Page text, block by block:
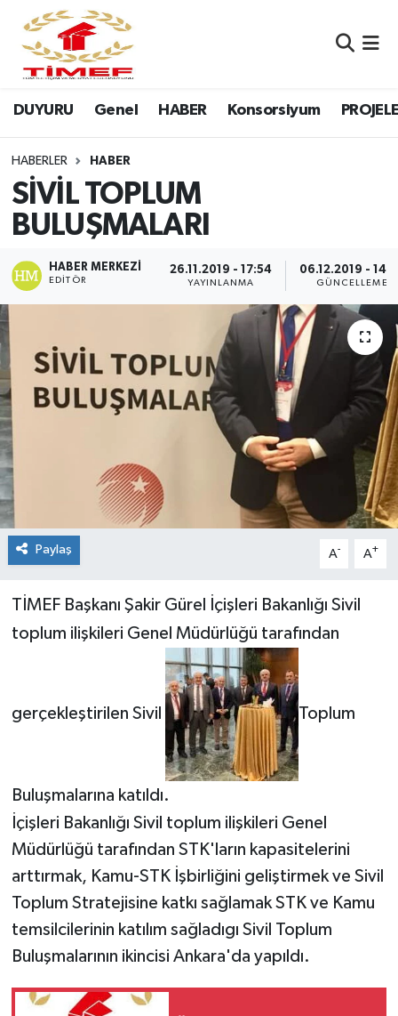
DUYURU Genel HABER Konsorsiyum
HABERLER HABER
SİVİL TOPLUM
BULUŞMALARI
HABER MERKEZI
EDITÖR
26.11.2019 - 17:54
YAYINLANMA
06.12.2019 -
GÜNCELLEME
Paylaş A- A+
TİMEF Başkanı Şakir Gürel İçişleri Bakanlığı Sivil
toplum ilişkileri Genel Müdürlüğü tarafından
gerçekleştirilen Sivil Toplum
Buluşmalarına katıldı.
İçişleri Bakanlığı Sivil toplum ilişkileri Genel
Müdürlüğü tarafından STK'ların kapasitelerini
arttırmak, Kamu-STK İşbirliğini geliştirmek ve Sivil
Toplum Stratejisine katkı sağlamak STK ve Kamu
temsilcilerinin katılım sağladıgı Sivil Toplum
Buluşmalarının ikincisi Ankara'da yapıldı.
Anasayfa Kutu
Anasayfa Manşet
Canlı Yayın
DUYURU
HABER
PROJECTS
PROJELER
PROJELER İNGİLİZCE
YEREL MEDYA RAPORU
Nöbetçi Eczaneler
Hava Durumu
Namaz Vakitleri
Trafik Durumu
Haber Arşivi